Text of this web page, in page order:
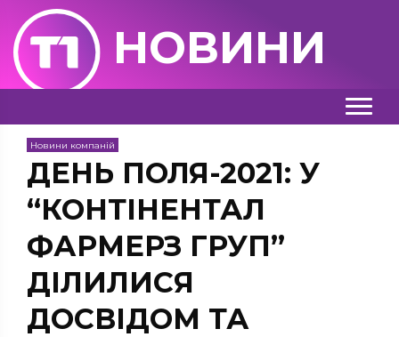
НОВИНИ
Новини компаній
ДЕНЬ ПОЛЯ-2021: У
“КОНТІНЕНТАЛ
ФАРМЕРЗ ГРУП”
ДІЛИЛИСЯ
ДОСВІДОМ ТА